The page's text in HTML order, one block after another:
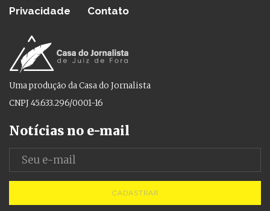
Privacidade
Contato
Uma produção da Casa do Jornalista
CNPJ 45.633.296/0001-16
Notícias no e-mail
CADASTRAR